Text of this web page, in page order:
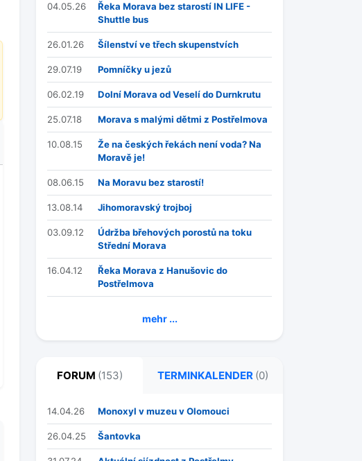
04.05.26
Řeka Morava bez starostí IN LIFE -
Shuttle bus
26.01.26 Šílenství ve třech skupenstvích
29.07.19 Pomníčky u jezů
06.02.19 Dolní Morava od Veselí do Durnkrutu
25.07.18 Morava s malými dětmi z Postřelmova
10.08.15
Že na českých řekách není voda? Na
Moravě je!
08.06.15 Na Moravu bez starostí!
13.08.14 Jihomoravský trojboj
03.09.12
Údržba břehových porostů na toku
Střední Morava
16.04.12
Řeka Morava z Hanušovic do
Postřelmova
mehr ...
FORUM (153) TERMINKALENDER (0)
14.04.26 Monoxyl v muzeu v Olomouci
26.04.25 Šantovka